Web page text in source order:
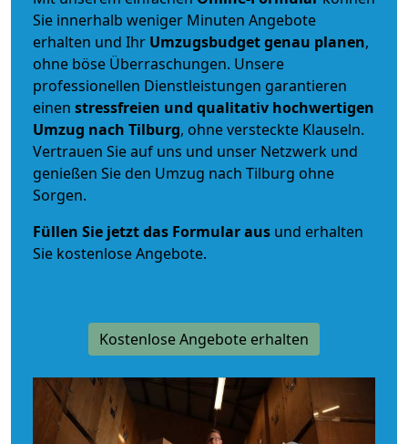
Sie innerhalb weniger Minuten Angebote
erhalten und Ihr Umzugsbudgetgenau planen,
ohne böse Überraschungen. Unsere
professionellen Dienstleistungen garantieren
einen stressfreien und qualitativ hochwertigen
Umzug nach Tilburg, ohne versteckte Klauseln.
Vertrauen Sie auf uns und unser Netzwerk und
genießen Sie den Umzug nach Tilburg ohne
Sorgen.
Füllen Sie jetzt das Formular aus und erhalten
Sie kostenlose Angebote.
Kostenlose Angebote erhalten